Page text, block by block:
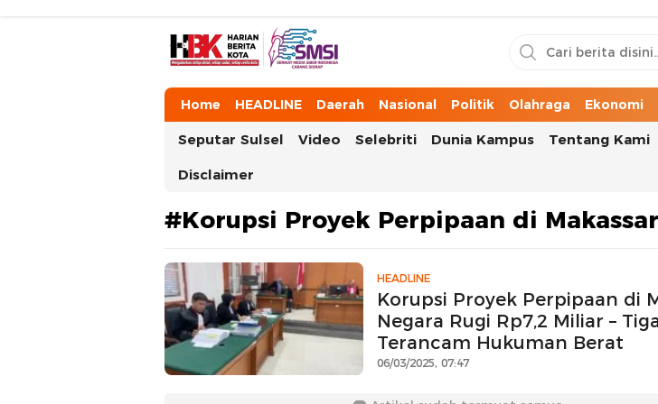
HarianBeritaKota
Mengabarkan Setiap Detil, Sudut, dan Cerita Kota
Home HEADLINE Daerah Nasional Politik Olahraga Ekonomi
Seputar Sulsel Video Selebriti Dunia Kampus Tentang Kami
Disclaimer
#Korupsi Proyek Perpipaan di Makassar
HEADLINE
Korupsi Proyek Perpipaan di
Negara Rugi Rp7,2 Miliar –
Terancam Hukuman Berat
06/03/2025, 07:47